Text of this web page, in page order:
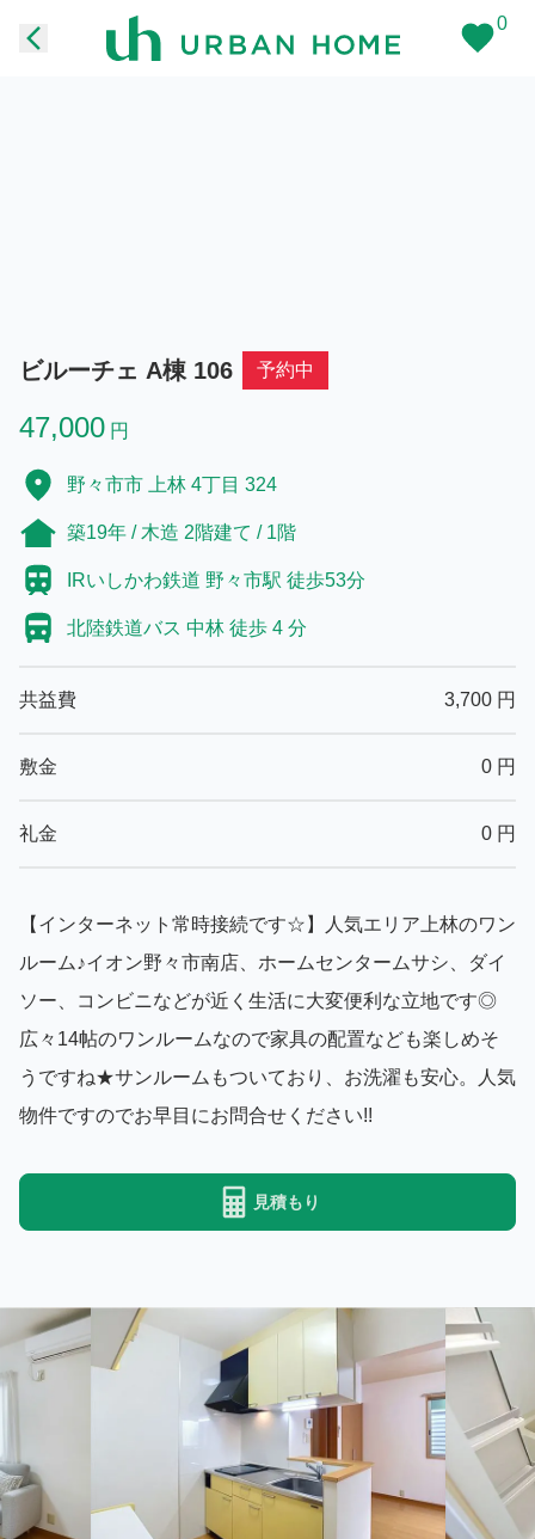
0
ビルーチェ A棟 106 予約中
47,000 円
野々市市 上林 4丁目 324
築19年 / 木造 2階建て / 1階
IRいしかわ鉄道 野々市駅 徒歩53分
北陸鉄道バス 中林 徒歩 4 分
共益費 3,700 円
敷金 0 円
礼金 0 円
【インターネット常時接続です☆】人気エリア上林のワン
ルーム♪イオン野々市南店、ホームセンタームサシ、ダイ
ソー、コンビニなどが近く生活に大変便利な立地です◎
広々14帖のワンルームなので家具の配置なども楽しめそ
うですね★サンルームもついており、お洗濯も安心。人気
物件ですのでお早目にお問合せください!!
見積もり